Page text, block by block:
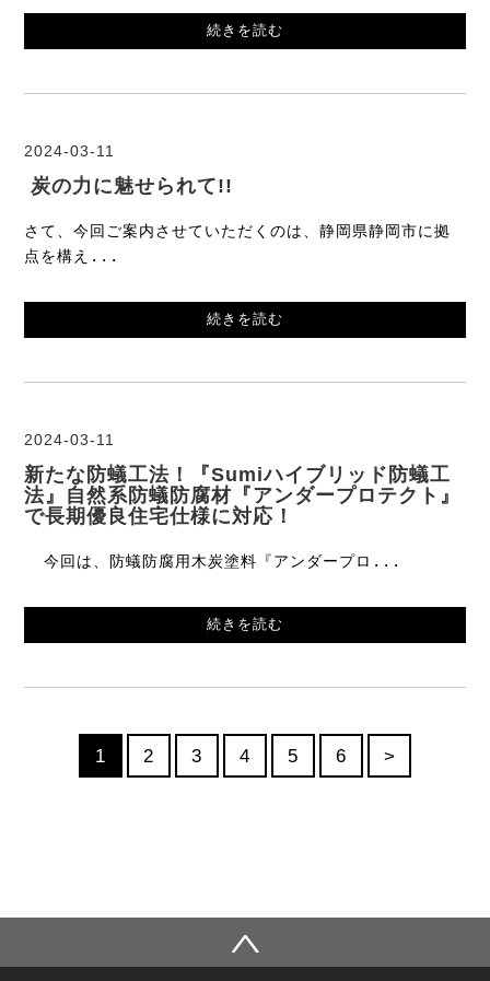
続きを読む
2024-03-11
炭の力に魅せられて!!
さて、今回ご案内させていただくのは、静岡県静岡市に拠
点を構え...
続きを読む
2024-03-11
新たな防蟻工法！『Sumiハイブリッド防蟻工
法』自然系防蟻防腐材『アンダープロテクト』
で長期優良住宅仕様に対応！
今回は、防蟻防腐用木炭塗料『アンダープロ...
続きを読む
1 2 3 4 5 6 >